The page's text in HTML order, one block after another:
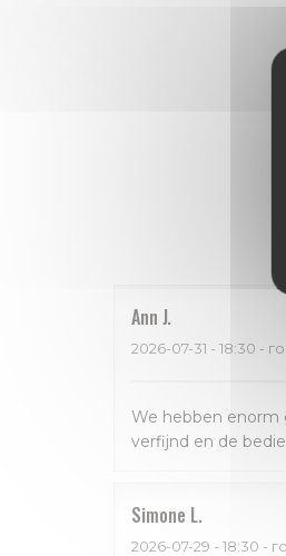
Ann J
2026-07-31 - 18:30 -
We hebben enorm
verfijnd en de
Simone L
2026-07-29 - 18:30 -